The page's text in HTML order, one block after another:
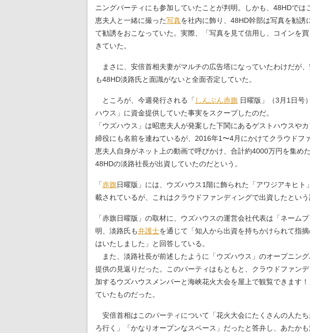
ニングパーティにも参加していたことが判明。しかも、48HDでは
恵夫人と一緒に撮った写真を社内に飾り、48HD幹部は写真を勧
て勧誘をおこなっていた。実際、「写真を見て信用し、コインを
きていた。
まさに、安倍首相夫妻がマルチの広告塔になっていたわけだが
も48HD淡路氏と面識がないと全面否定していた。
ところが、今週発行される「 しんぶん赤旗 日曜版」（3月1日号
ハウス」に資金提供していた事実をスクープしたのだ。
「ウズハウス」は昭恵夫人が発案した下関にあるゲストハウスや
締役にも名前を連ねているが、2016年1〜4月にかけてクラウドフ
恵夫人自身がネット上の動画で呼びかけ、合計約4000万円を集め
48HDの淡路社長が出資していたのだという。
「赤旗日曜版」には、ウズハウス1階に飾られた「アワジアキヒト
載されているが、これはクラウドファンディングで出資したという
「赤旗日曜版」の取材に、ウズハウスの運営会社代表は「ネーム
明、淡路氏も弁護士を通じて「知人から出資を持ちかけられて指
はいたしました」と回答している。
また、淡路社長が前述したように「ウズハウス」のオープニン
提供の見返りだった。このパーティはもともと、クラウドファン
加するウズハウスメンバーと海峡花火大会を屋上で観覧できます
ていたものだった。
安倍首相はこのパーティについて「花火大会にたくさんの人た
ろ行く」「かなりオープンなスペース」だったと答弁し、あたか